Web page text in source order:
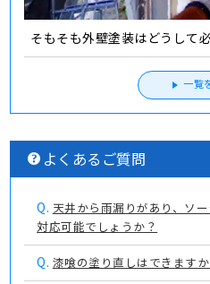
そもそも外壁塗装はどうして
一覧
よくあるご質問
Q. 天井から雨漏りがあり、ソ
対応可能でしょうか？
Q. 漆喰の塗り直しはできますか